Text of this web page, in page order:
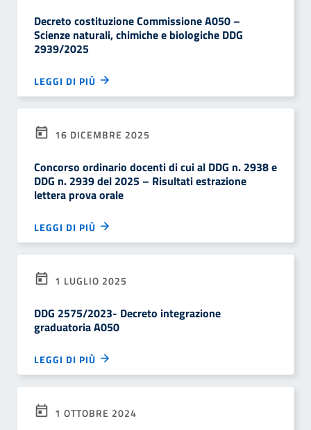
Decreto costituzione Commissione A050 –
Scienze naturali, chimiche e biologiche DDG
2939/2025
LEGGI DI PIÙ
16 DICEMBRE 2025
Concorso ordinario docenti di cui al DDG n. 2938 e
DDG n. 2939 del 2025 – Risultati estrazione
lettera prova orale
LEGGI DI PIÙ
1 LUGLIO 2025
DDG 2575/2023- Decreto integrazione
graduatoria A050
LEGGI DI PIÙ
1 OTTOBRE 2024